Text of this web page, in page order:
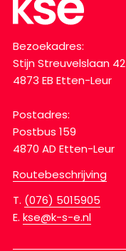
Bezoekadres:
Stijn Streuvelslaan 42
4873 EB Etten-Leur
Postadres:
Postbus 159
4870 AD Etten-Leur
Routebeschrijving
T. (076) 5015905
E. kse@k-s-e.nl